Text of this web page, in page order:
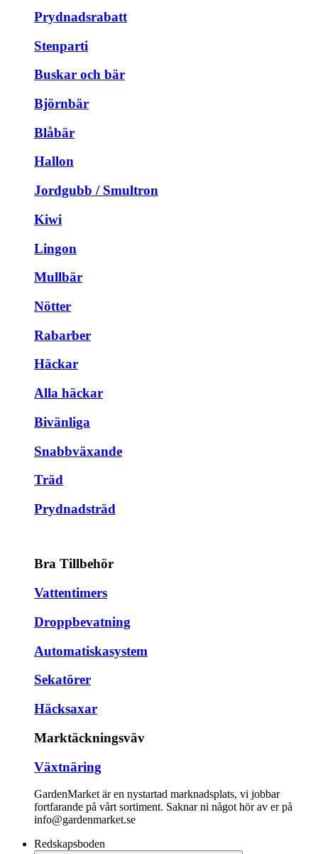
Prydnadsrabatt
Stenparti
Buskar och bär
Björnbär
Blåbär
Hallon
Jordgubb / Smultron
Kiwi
Lingon
Mullbär
Nötter
Rabarber
Häckar
Alla häckar
Bivänliga
Snabbväxande
Träd
Prydnadsträd
Bra Tillbehör
Vattentimers
Droppbevatning
Automatiskasystem
Sekatörer
Häcksaxar
Marktäckningsväv
Växtnäring
GardenMarket är en nystartad marknadsplats, vi jobbar
fortfarande på vårt sortiment. Saknar ni något hör av er på
info@gardenmarket.se
Redskapsboden